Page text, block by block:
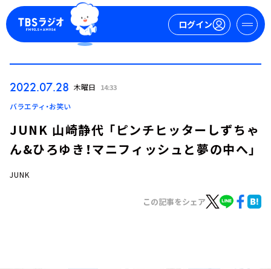
ログイン
ログイン
2022.07.28 木曜日 14:33
バラエティ・お笑い
JUNK 山崎静代 「ピンチヒッターしずちゃ
ん&ひろゆき！マニフィッシュと夢の中へ」
JUNK
この記事をシェア